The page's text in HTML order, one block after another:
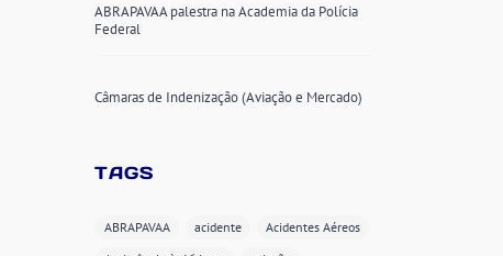
ABRAPAVAA palestra na Academia da Polícia
Federal
Câmaras de Indenização (Aviação e Mercado)
TAGS
ABRAPAVAA acidente
Acidentes Aéreos